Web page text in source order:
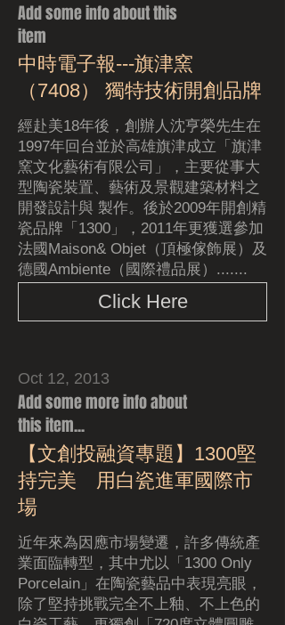
Add some info about this
item
中時電子報---旗津窯
（7408） 獨特技術開創品牌
經赴美18年後，創辦人沈亨榮先生在
1997年回台並於高雄旗津成立「旗津
窯文化藝術有限公司」，主要從事大
型陶瓷裝置、藝術及景觀建築材料之
開發設計與 製作。後於2009年開創精
瓷品牌「1300」，2011年更獲選參加
法國Maison& Objet（頂極傢飾展）及
德國Ambiente（國際禮品展）.......
Click Here
Oct 12, 2013
Add some more info about
this item...
【文創投融資專題】1300堅
持完美 用白瓷進軍國際市
場
近年來為因應市場變遷，許多傳統產
業面臨轉型，其中尤以「1300 Only
Porcelain」在陶瓷藝品中表現亮眼，
除了堅持挑戰完全不上釉、不上色的